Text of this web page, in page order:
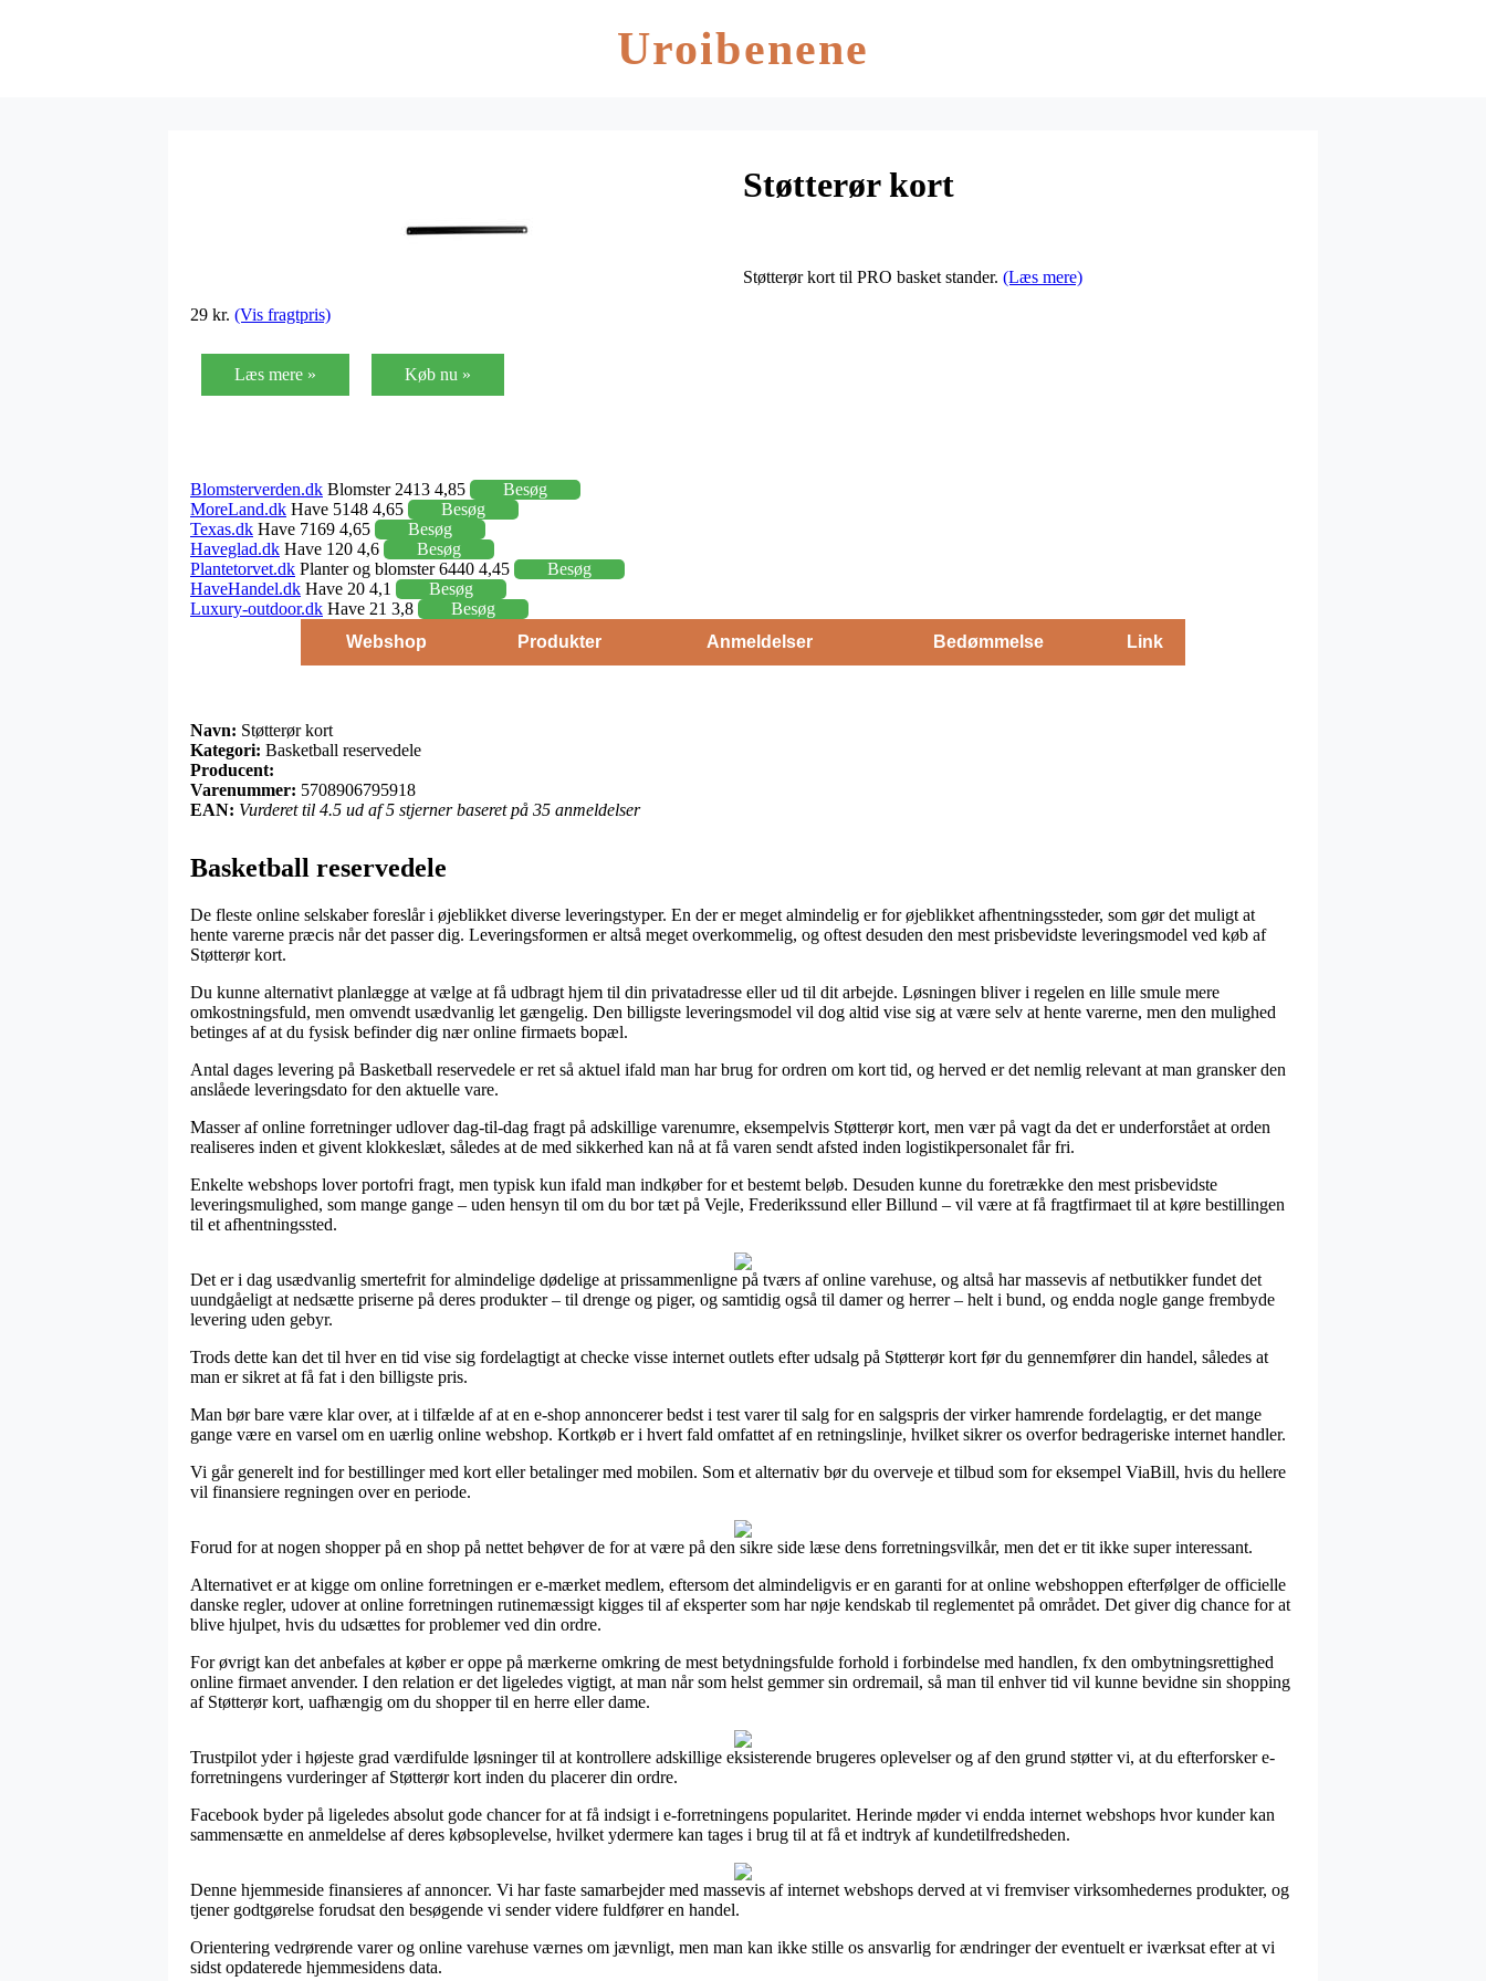
Uroibenene
Støtterør kort
Støtterør kort til PRO basket stander. (Læs mere)
29 kr. (Vis fragtpris)
Læs mere » Køb nu »
Blomsterverden.dk Blomster 2413 4,85
Besøg
MoreLand.dk Have 5148 4,65
Besøg
Texas.dk Have 7169 4,65
Besøg
Haveglad.dk Have 120 4,6
Besøg
Plantetorvet.dk Planter og blomster 6440 4,45
Besøg
HaveHandel.dk Have 20 4,1
Besøg
Luxury-outdoor.dk Have 21 3,8
Besøg
Webshop
Produkter Anmeldelser Bedømmelse Link
Navn: Støtterør kort
Kategori: Basketball reservedele
Producent:
Varenummer: 5708906795918
EAN: Vurderet til 4.5 ud af 5 stjerner baseret på 35 anmeldelser
Basketball reservedele
De fleste online selskaber foreslår i øjeblikket diverse leveringstyper. En der er meget almindelig er for øjeblikket afhentningssteder, som gør det muligt at
hente varerne præcis når det passer dig. Leveringsformen er altså meget overkommelig, og oftest desuden den mest prisbevidste leveringsmodel ved køb af
Støtterør kort.
Du kunne alternativt planlægge at vælge at få udbragt hjem til din privatadresse eller ud til dit arbejde. Løsningen bliver i regelen en lille smule mere
omkostningsfuld, men omvendt usædvanlig let gængelig. Den billigste leveringsmodel vil dog altid vise sig at være selv at hente varerne, men den mulighed
betinges af at du fysisk befinder dig nær online firmaets bopæl.
Antal dages levering på Basketball reservedele er ret så aktuel ifald man har brug for ordren om kort tid, og herved er det nemlig relevant at man gransker den
anslåede leveringsdato for den aktuelle vare.
Masser af online forretninger udlover dag-til-dag fragt på adskillige varenumre, eksempelvis Støtterør kort, men vær på vagt da det er underforstået at orden
realiseres inden et givent klokkeslæt, således at de med sikkerhed kan nå at få varen sendt afsted inden logistikpersonalet får fri.
Enkelte webshops lover portofri fragt, men typisk kun ifald man indkøber for et bestemt beløb. Desuden kunne du foretrække den mest prisbevidste
leveringsmulighed, som mange gange – uden hensyn til om du bor tæt på Vejle, Frederikssund eller Billund – vil være at få fragtfirmaet til at køre bestillingen
til et afhentningssted.
Det er i dag usædvanlig smertefrit for almindelige dødelige at prissammenligne på tværs af online varehuse, og altså har massevis af netbutikker fundet det
uundgåeligt at nedsætte priserne på deres produkter – til drenge og piger, og samtidig også til damer og herrer – helt i bund, og endda nogle gange frembyde
levering uden gebyr.
Trods dette kan det til hver en tid vise sig fordelagtigt at checke visse internet outlets efter udsalg på Støtterør kort før du gennemfører din handel, således at
man er sikret at få fat i den billigste pris.
Man bør bare være klar over, at i tilfælde af at en e-shop annoncerer bedst i test varer til salg for en salgspris der virker hamrende fordelagtig, er det mange
gange være en varsel om en uærlig online webshop. Kortkøb er i hvert fald omfattet af en retningslinje, hvilket sikrer os overfor bedrageriske internet handler.
Vi går generelt ind for bestillinger med kort eller betalinger med mobilen. Som et alternativ bør du overveje et tilbud som for eksempel ViaBill, hvis du hellere
vil finansiere regningen over en periode.
Forud for at nogen shopper på en shop på nettet behøver de for at være på den sikre side læse dens forretningsvilkår, men det er tit ikke super interessant.
Alternativet er at kigge om online forretningen er e-mærket medlem, eftersom det almindeligvis er en garanti for at online webshoppen efterfølger de officielle
danske regler, udover at online forretningen rutinemæssigt kigges til af eksperter som har nøje kendskab til reglementet på området. Det giver dig chance for at
blive hjulpet, hvis du udsættes for problemer ved din ordre.
For øvrigt kan det anbefales at køber er oppe på mærkerne omkring de mest betydningsfulde forhold i forbindelse med handlen, fx den ombytningsrettighed
online firmaet anvender. I den relation er det ligeledes vigtigt, at man når som helst gemmer sin ordremail, så man til enhver tid vil kunne bevidne sin shopping
af Støtterør kort, uafhængig om du shopper til en herre eller dame.
Trustpilot yder i højeste grad værdifulde løsninger til at kontrollere adskillige eksisterende brugeres oplevelser og af den grund støtter vi, at du efterforsker e-
forretningens vurderinger af Støtterør kort inden du placerer din ordre.
Facebook byder på ligeledes absolut gode chancer for at få indsigt i e-forretningens popularitet. Herinde møder vi endda internet webshops hvor kunder kan
sammensætte en anmeldelse af deres købsoplevelse, hvilket ydermere kan tages i brug til at få et indtryk af kundetilfredsheden.
Denne hjemmeside finansieres af annoncer. Vi har faste samarbejder med massevis af internet webshops derved at vi fremviser virksomhedernes produkter, og
tjener godtgørelse forudsat den besøgende vi sender videre fuldfører en handel.
Orientering vedrørende varer og online varehuse værnes om jævnligt, men man kan ikke stille os ansvarlig for ændringer der eventuelt er iværksat efter at vi
sidst opdaterede hjemmesidens data.